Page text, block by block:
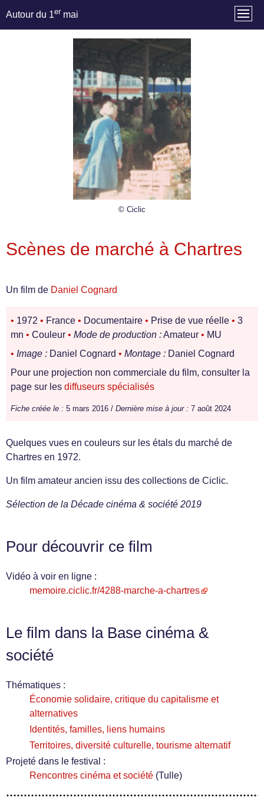
Autour du 1er mai
© Ciclic
Scènes de marché à Chartres
Un film de Daniel Cognard
• 1972 • France • Documentaire • Prise de vue réelle • 3
mn • Couleur • Mode de production :Amateur • MU
• Image : Daniel Cognard • Montage : Daniel Cognard
Pour une projection non commerciale du film, consulter la
page sur les diffuseurs spécialisés
Fiche créée le : 5 mars 2016 / Dernière mise à jour : 7 août 2024
Quelques vues en couleurs sur les étals du marché de
Chartres en 1972.
Un film amateur ancien issu des collections de Ciclic.
Sélection de la Décade cinéma & société 2019
Pour découvrir ce film
Vidéo à voir en ligne :
memoire.ciclic.fr/4288-marche-a-chartres
Le film dans la Base cinéma &
société
Thématiques :
Économie solidaire, critique du capitalisme et
alternatives
Identités, familles, liens humains
Territoires, diversité culturelle, tourisme alternatif
Projeté dans le festival :
Rencontres cinéma et société (Tulle)